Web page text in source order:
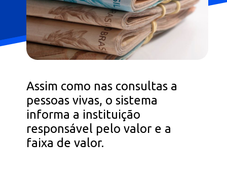
Assim como nas consultas a
pessoas vivas, o sistema
informa a instituição
responsável pelo valor e a
faixa de valor.